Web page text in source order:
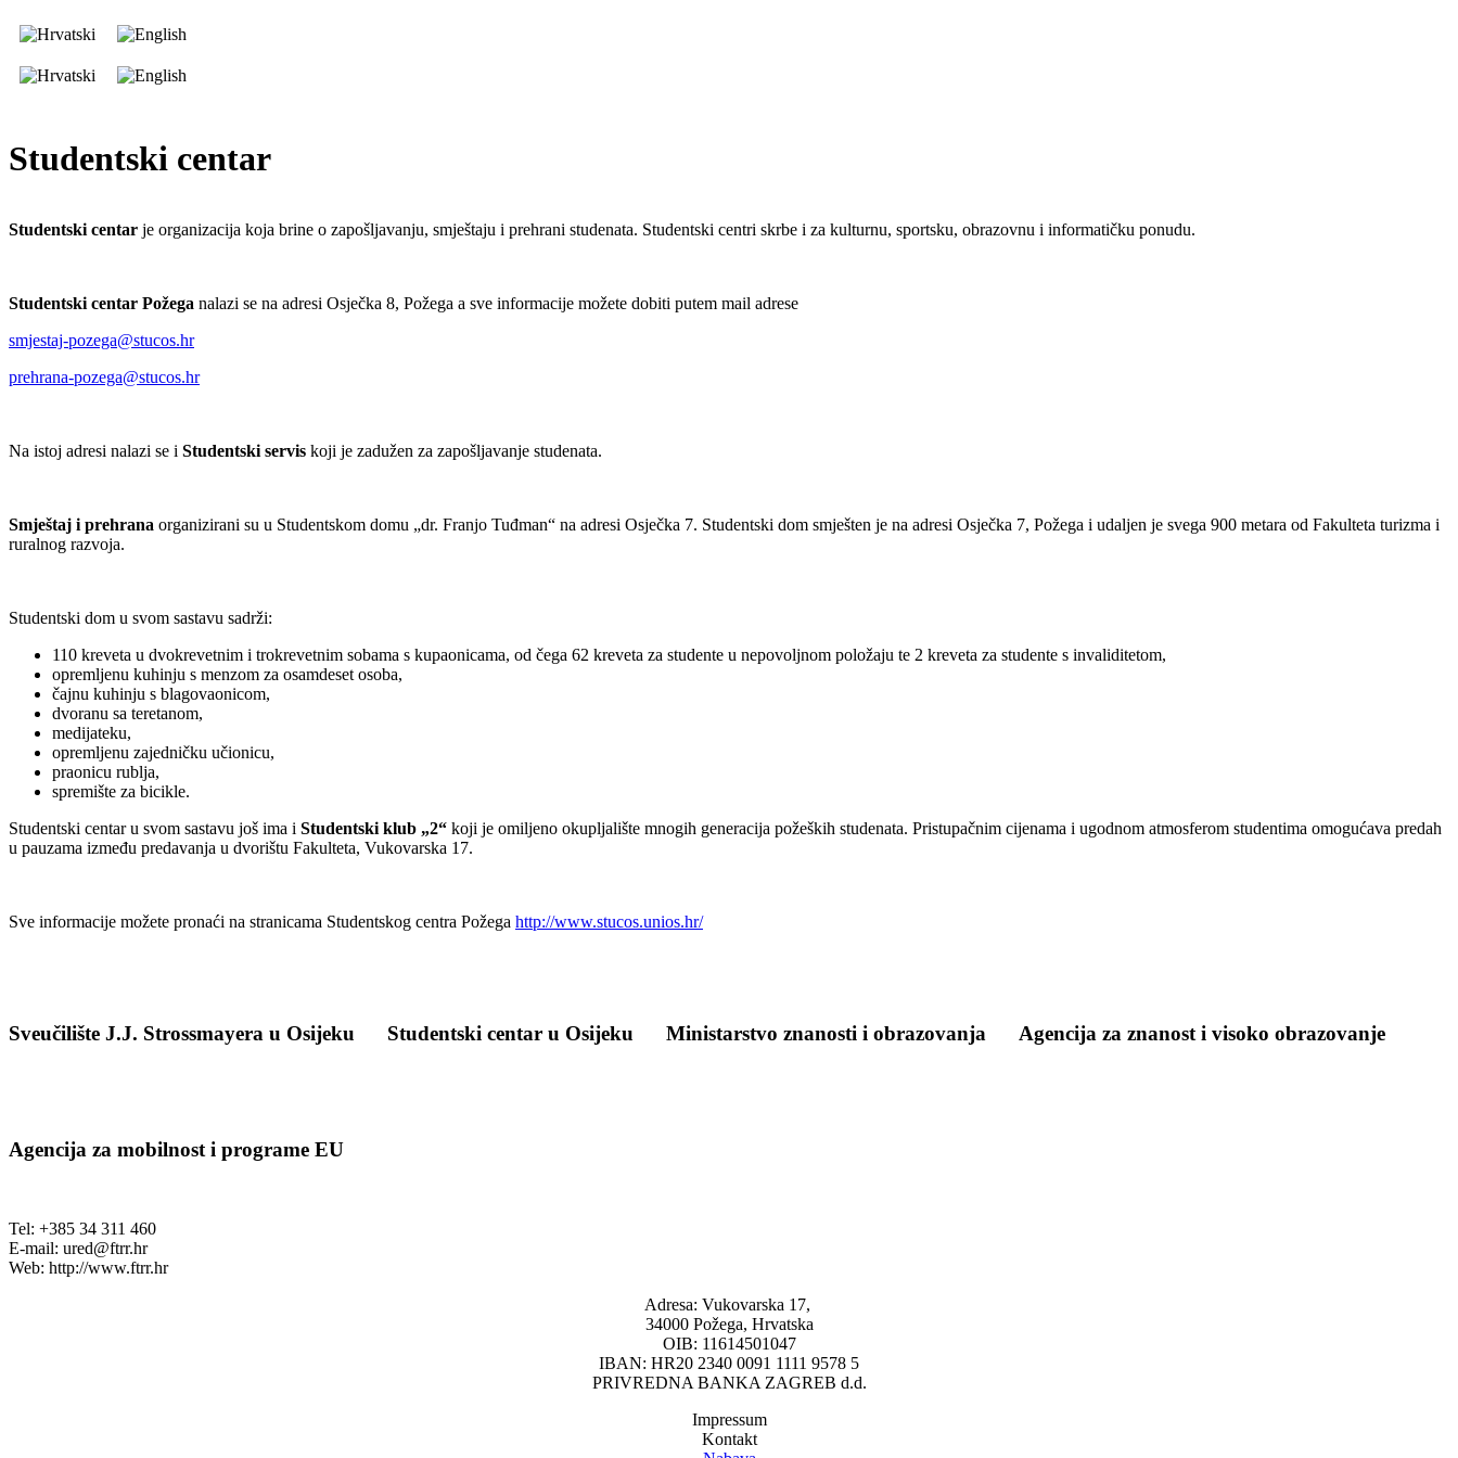
Studentski centar
Studentski centar je organizacija koja brine o zapošljavanju, smještaju i prehrani studenata. Studentski centri skrbe i za kulturnu, sportsku, obrazovnu i informatičku ponudu.
Studentski centar Požega nalazi se na adresi Osječka 8, Požega a sve informacije možete dobiti putem mail adrese
smjestaj-pozega@stucos.hr
prehrana-pozega@stucos.hr
Na istoj adresi nalazi se i Studentski servis koji je zadužen za zapošljavanje studenata.
Smještaj i prehrana organizirani su u Studentskom domu „dr. Franjo Tuđman“ na adresi Osječka 7. Studentski dom smješten je na adresi Osječka 7, Požega i udaljen je svega 900 metara od Fakulteta turizma i
ruralnog razvoja.
Studentski dom u svom sastavu sadrži:
110 kreveta u dvokrevetnim i trokrevetnim sobama s kupaonicama, od čega 62 kreveta za studente u nepovoljnom položaju te 2 kreveta za studente s invaliditetom,
opremljenu kuhinju s menzom za osamdeset osoba,
čajnu kuhinju s blagovaonicom,
dvoranu sa teretanom,
medijateku,
opremljenu zajedničku učionicu,
praonicu rublja,
spremište za bicikle.
Studentski centar u svom sastavu još ima i Studentski klub „2“ koji je omiljeno okupljalište mnogih generacija požeških studenata. Pristupačnim cijenama i ugodnom atmosferom studentima omogućava predah
u pauzama između predavanja u dvorištu Fakulteta, Vukovarska 17.
Sve informacije možete pronaći na stranicama Studentskog centra Požega http://www.stucos.unios.hr/
Sveučilište J.J. Strossmayera u Osijeku Studentski centar u Osijeku Ministarstvo znanosti i obrazovanja Agencija za znanost i visoko obrazovanje
Agencija za mobilnost i programe EU
Tel: +385 34 311 460
E-mail: ured@ftrr.hr
Web: http://www.ftrr.hr
Adresa: Vukovarska 17,
34000 Požega, Hrvatska
OIB: 11614501047
IBAN: HR20 2340 0091 1111 9578 5
PRIVREDNA BANKA ZAGREB d.d.
Impressum
Kontakt